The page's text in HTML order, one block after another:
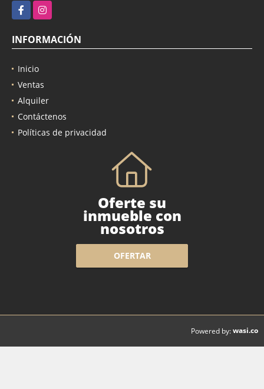
FacebookInstagram
INFORMACIÓN
Inicio
Ventas
Alquiler
Contáctenos
Políticas de privacidad
Oferte su
inmueble con
nosotros
OFERTAR
Powered by:wasi.co